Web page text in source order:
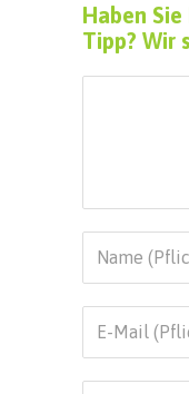
Haben
Tipp? Wir